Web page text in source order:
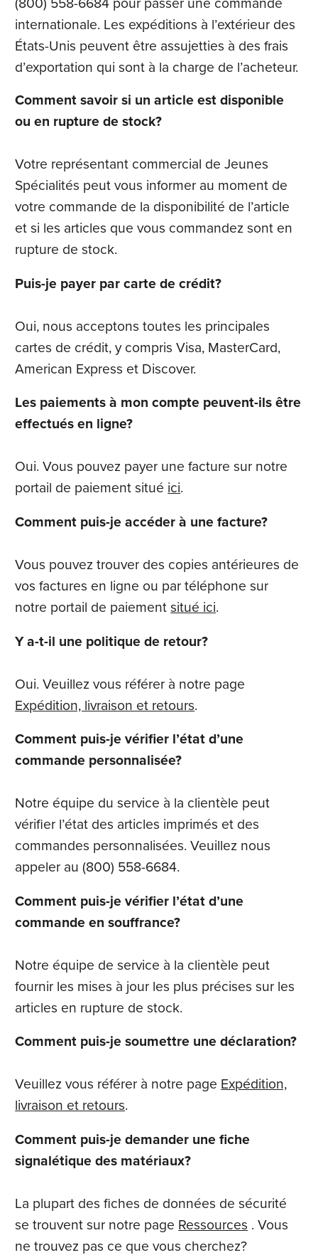
internationale. Les expéditions à l’extérieur des
États-Unis peuvent être assujetties à des frais
d’exportation qui sont à la charge de l’acheteur.
Comment savoir si un article est disponible
ou en rupture de stock?
Votre représentant commercial de Jeunes
Spécialités peut vous informer au moment de
votre commande de la disponibilité de l’article
et si les articles que vous commandez sont en
rupture de stock.
Puis-je payer par carte de crédit?
Oui, nous acceptons toutes les principales
cartes de crédit, y compris Visa, MasterCard,
American Express et Discover.
Les paiements à mon compte peuvent-ils être
effectués en ligne?
Oui. Vous pouvez payer une facture sur notre
portail de paiement situé ici.
Comment puis-je accéder à une facture?
Vous pouvez trouver des copies antérieures de
vos factures en ligne ou par téléphone sur
notre portail de paiementsitué ici.
Y a-t-il une politique de retour?
Oui. Veuillez vous référer à notre page
Expédition, livraison et retours.
Comment puis-je vérifier l’état d’une
commande personnalisée?
Notre équipe du service à la clientèle peut
vérifier l’état des articles imprimés et des
commandes personnalisées. Veuillez nous
appeler au (800) 558-6684.
Comment puis-je vérifier l’état d’une
commande en souffrance?
Notre équipe de service à la clientèle peut
fournir les mises à jour les plus précises sur les
articles en rupture de stock.
Comment puis-je soumettre une déclaration?
Veuillez vous référer à notre page Expédition,
livraison et retours.
Comment puis-je demander une fiche
signalétique des matériaux?
La plupart des fiches de données de sécurité
se trouvent sur notre page Ressources . Vous
ne trouvez pas ce que vous cherchez?